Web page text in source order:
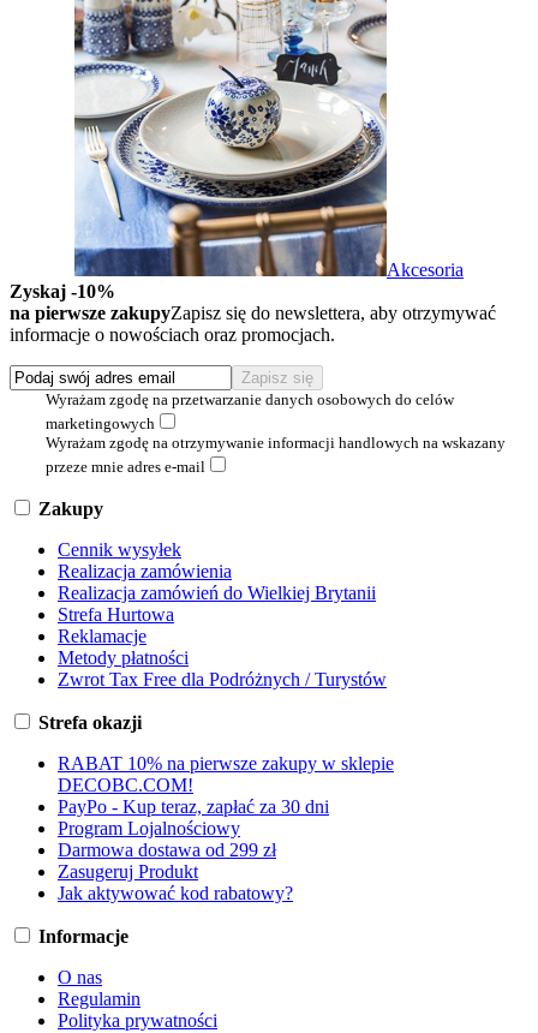
Akcesoria
Zyskaj -10%
na pierwsze zakupyZapisz się do newslettera, aby otrzymywać
informacje o nowościach oraz promocjach.
Wyrażam zgodę na przetwarzanie danych osobowych do celów
marketingowych
Wyrażam zgodę na otrzymywanie informacji handlowych na wskazany
przeze mnie adres e-mail
Zakupy
Cennik wysyłek
Realizacja zamówienia
Realizacja zamówień do Wielkiej Brytanii
Strefa Hurtowa
Reklamacje
Metody płatności
Zwrot Tax Free dla Podróżnych / Turystów
Strefa okazji
RABAT 10% na pierwsze zakupy w sklepie
DECOBC.COM!
PayPo - Kup teraz, zapłać za 30 dni
Program Lojalnościowy
Darmowa dostawa od 299 zł
Zasugeruj Produkt
Jak aktywować kod rabatowy?
Informacje
O nas
Regulamin
Polityka prywatności